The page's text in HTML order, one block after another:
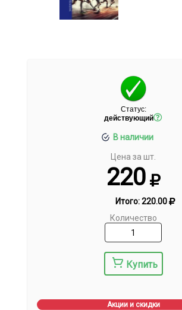
Статус:
действующий
В наличии
Цена за шт.
220
Итого:220.00
Количество
Купить
Акции и скидки